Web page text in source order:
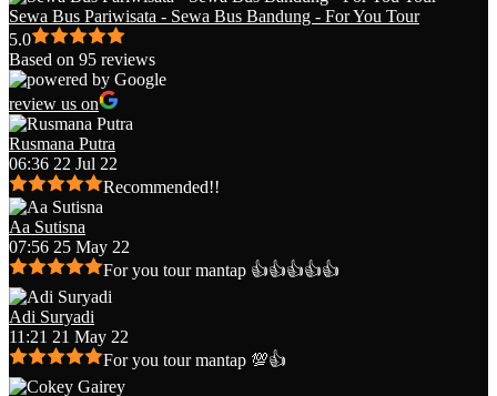
Sewa Bus Pariwisata - Sewa Bus Bandung - For You Tour
5.0
Based on 95 reviews
review us on
Rusmana Putra
06:36 22 Jul 22
Recommended!!
Aa Sutisna
07:56 25 May 22
For you tour mantap 👍👍👍👍👍
Adi Suryadi
11:21 21 May 22
For you tour mantap 💯👍